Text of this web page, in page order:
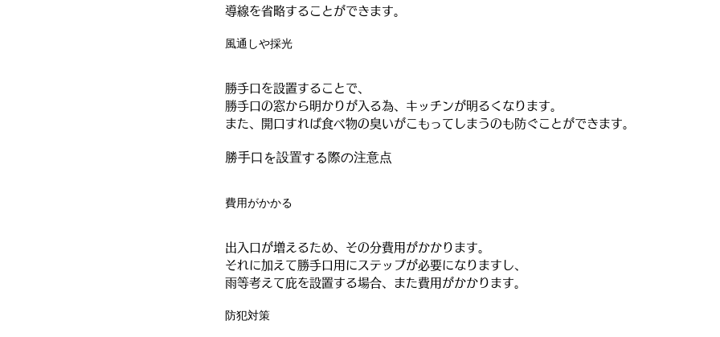
導線を省略することができます。
風通しや採光
勝手口を設置することで、
勝手口の窓から明かりが入る為、キッチンが明るくなります。
また、開口すれば食べ物の臭いがこもってしまうのも防ぐことができます。
勝手口を設置する際の注意点
費用がかかる
出入口が増えるため、その分費用がかかります。
それに加えて勝手口用にステップが必要になりますし、
雨等考えて庇を設置する場合、また費用がかかります。
防犯対策